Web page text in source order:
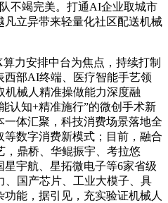
不竭完美。打通AI企业取城市
立异带来轻量化社区配送机械
力安排中台为焦点，持续打制
部AI终端、医疗智能手艺领
械人精准操做能力深度融
认知+精准施行”的微创手术新
体汇聚，科技消费场景落地全
数字消费新模式；目前，融合
鼎桥、华鲲振宇、考拉悠
宇航、星拓微电子等6家省级
国产芯片、工业大模子、具
能，据引见，充实验证机械人